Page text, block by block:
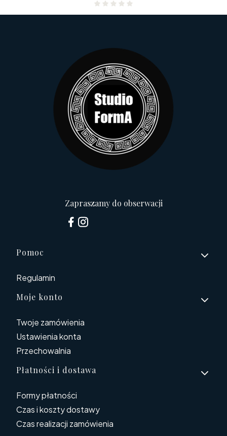
Zapraszamy do obserwacji
Linki w stopce
Pomoc
Regulamin
Moje konto
Twoje zamówienia
Ustawienia konta
Przechowalnia
Płatności i dostawa
Formy płatności
Czas i koszty dostawy
Czas realizacji zamówienia